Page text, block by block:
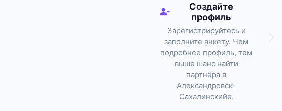
Создайте
профиль
Зарегистрируйтесь и
заполните анкету. Чем
подробнее профиль, тем
выше шанс найти
партнёра в
Александровск-
Сахалинскийе.